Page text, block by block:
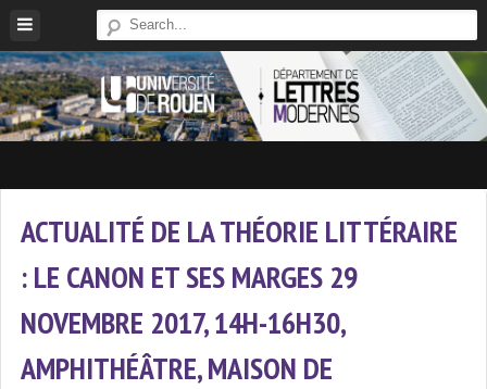
content
ACTUALITÉ DE LA THÉORIE LITTÉRAIRE
: LE CANON ET SES MARGES 29
NOVEMBRE 2017, 14H-16H30,
AMPHITHÉÂTRE, MAISON DE